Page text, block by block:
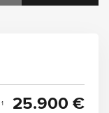
1 25.900 €